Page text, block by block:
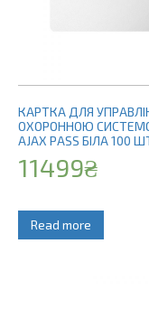
КАРТКА ДЛЯ
ОХОРОННОЮ
AJAX PASS БІЛА 100
11499₴
Read more